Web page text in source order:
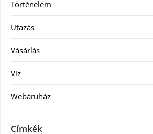
Történelem
Utazás
Vásárlás
Víz
Webáruház
Címkék